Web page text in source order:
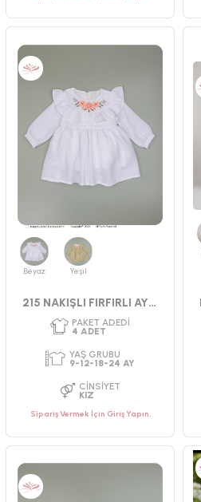
PAKET ADEDI
YAŞ GRUBU
2-3-4-5 YAŞ
CINSIYET
KIZ
Beyaz Yeşil
215 NAKIŞLI FIRFIRLI AYLIK MÜSLİN ELBİSE
Sipariş Vermek İçin Giriş Yapın.